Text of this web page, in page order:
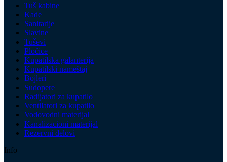
Tuš kabine
Kade
Sanitarije
Slavine
Tuševi
Pločice
Kupatilska galanterija
Kupatilski nameštaj
Bojleri
Sudopere
Radijatori za kupatilo
Ventilatori za kupatilo
Vodovodni materijal
Kanalizacioni materijal
Rezervni delovi
Info